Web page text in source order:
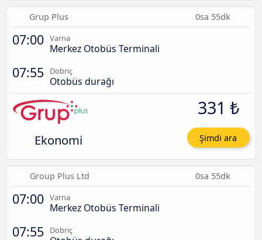
Grup Plus 0sa 55dk
07:00 Varna
Merkez Otobüs Terminali
07:55 Dobriç
Otobüs durağı
Ekonomi
331 ₺
Şimdi ara
Group Plus Ltd 0sa 55dk
07:00 Varna
Merkez Otobüs Terminali
07:55 Dobriç